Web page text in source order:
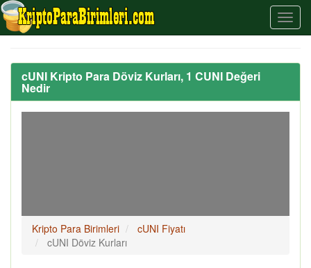
cUNI Kripto Para Döviz Kurları, 1 CUNI Değeri
Nedir
Kripto Para Birimleri
cUNI Fiyatı
cUNI Döviz Kurları